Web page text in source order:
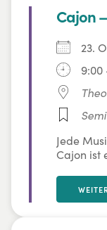
Cajon
23.
9:00
Jede
Cajon ist